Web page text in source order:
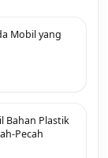
Mobil yang
Bahan Plastik
Pecah